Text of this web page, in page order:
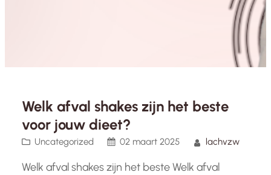
Welk afval shakes zijn het beste
voor jouw dieet?
Uncategorized 02 maart 2025 lachvzw
Welk afval shakes zijn het beste Welk afval